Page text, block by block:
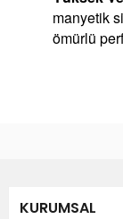
manyetik
ömürlü
Ürün resmi
KURUMSAL